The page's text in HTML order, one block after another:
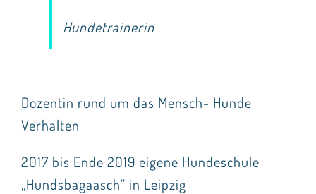
Hundetrainerin
Dozentin rund um das Mensch- Hunde
Verhalten
2017 bis Ende 2019 eigene Hundeschule
„Hundsbagaasch“ in Leipzig